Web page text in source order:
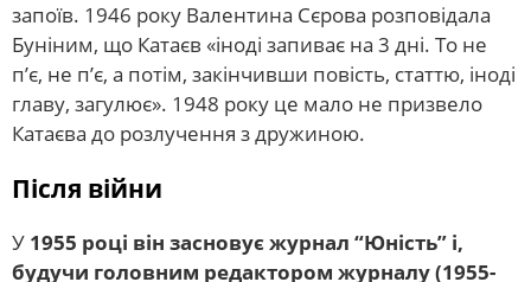
запоїв. 1946 року Валентина Сєрова розповідала
Буніним, що Катаєв «іноді запиває на 3 дні. То не
п’є, не п’є, а потім, закінчивши повість, статтю, іноді
главу, загулює». 1948 року це мало не призвело
Катаєва до розлучення з дружиною.
Після війни
У 1955 році він засновує журнал “Юність” і,
будучи головним редактором журналу (1955-